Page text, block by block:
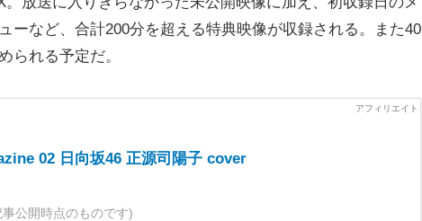
ーなど、合計200分を超える特典映像が収録される。また40
られる予定だ。
02 日向坂46 正源司陽子 cover
公開時点のものです)